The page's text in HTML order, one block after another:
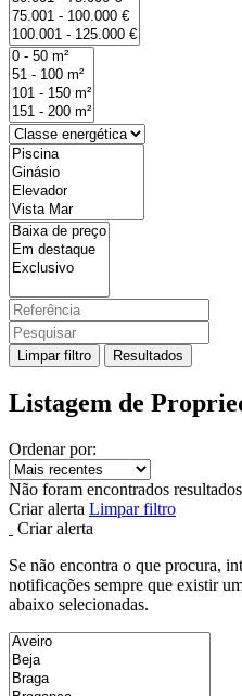
Limpar filtro Resultados
Listagem de
Ordenar por:
Não foram encontrados
Criar alerta Limpar filtro
Criar alerta
Se não encontra o que procura,
notificações sempre que existir
abaixo selecionadas.